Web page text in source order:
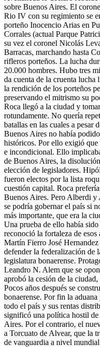
sobre Buenos Aires. El
Rio IV con su regimiento se
porteño Inocencio Arias en
Corrales (actual Parque
su vez el coronel Nicolás
Barracas, marchando hasta
rifleros porteños. La lucha
20.000 hombres. Hubo tres
da cuenta de la cruenta
la rendición de los porteños
preservando el mitrismo su
Roca llegó a la ciudad y
rotundamente. No quería
batallas en las cuales a pesar
Buenos Aires no había
históricos. Por ello exigió que
e incondicional. Ello
de Buenos Aires, la
elección de legisladores.
fueron electos por la lista
cuestión capital. Roca
Buenos Aires. Pero Alberdi y
se podría gobernar el país si
más importante, que era la
Una prueba de ello había
reconoció la fortaleza de
Martín Fierro José
defender la federalización de
legislatura bonaerense.
Leandro N. Alem que se
aprobó la cesión de la
Pocos años después se
bonaerense. Por fin la
todo el país y sus rentas
significó una política hostil
Aires. Por el contrario, el
a Torcuato de Alvear, que la
de vanguardia a nivel